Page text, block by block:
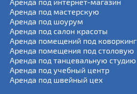
Аренда под мастерскую
Аренда под шоурум
Аренда под салон красоты
Аренда помещений под коворкинг
Аренда помещения под столовую
Аренда под танцевальную студию
Аренда под учебный центр
Аренда под швейный цех